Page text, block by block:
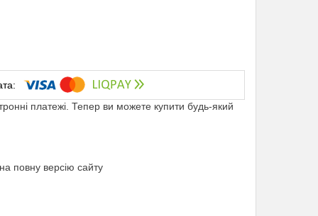
платежі. Тепер ви можете купити будь-який
повну версію сайту